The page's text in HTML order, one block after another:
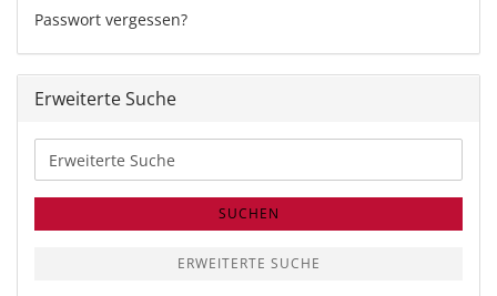
Passwort vergessen?
Erweiterte Suche
Suche
SUCHEN
ERWEITERTE SUCHE